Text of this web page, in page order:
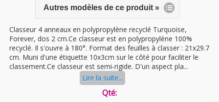
Autres modèles de ce produit »
Classeur 4 anneaux en polypropylène recyclé Turquoise,
Forever, dos 2 cm.Ce classeur est en polypropylène 100%
recyclé. Il s'ouvre à 180°. Format des feuilles à classer : 21x29.7
cm. Muni d'une étiquette 10x3cm sur le côté pour faciliter le
classement.Ce classeur est semi-rigide. D'un aspect pla...
Lire la suite...
Qté: